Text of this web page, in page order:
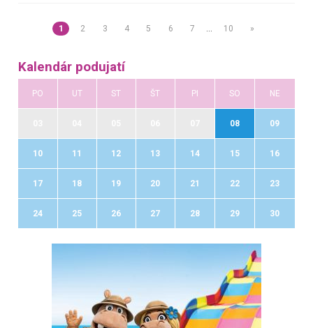
1 2 3 4 5 6 7 10 »
Kalendár podujatí
PO UT ST ŠT PI SO NE
08 09
10 11 12 13 14 15 16
17 18 19 20 21 22 23
24 25 26 27 28 29 30